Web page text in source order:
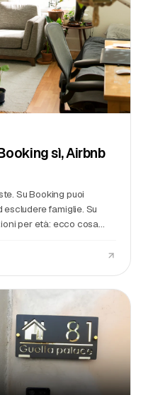
10
sì, Airbnb
Su Booking puoi
famiglie. Su
per età: ecco cosa